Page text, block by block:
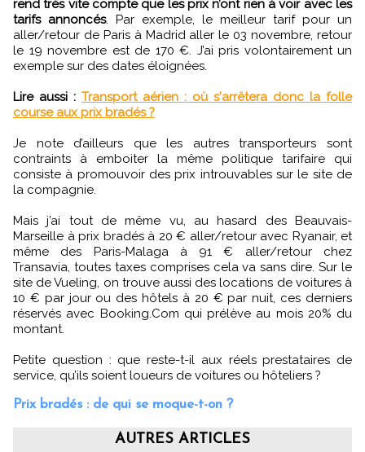
rend très vite compte que les prix n’ont rien à voir avec les
tarifs annoncés. Par exemple, le meilleur tarif pour un
aller/retour de Paris à Madrid aller le 03 novembre, retour
le 19 novembre est de 170 €. J’ai pris volontairement un
exemple sur des dates éloignées.
Lire aussi : Transport aérien : où s'arrêtera donc la folle
course aux prix bradés ?
Je note d’ailleurs que les autres transporteurs sont
contraints à emboiter la même politique tarifaire qui
consiste à promouvoir des prix introuvables sur le site de
la compagnie.
Mais j’ai tout de même vu, au hasard des Beauvais-
Marseille à prix bradés à 20 € aller/retour avec Ryanair, et
même des Paris-Malaga à 91 € aller/retour chez
Transavia, toutes taxes comprises cela va sans dire. Sur le
site de Vueling, on trouve aussi des locations de voitures à
10 € par jour ou des hôtels à 20 € par nuit, ces derniers
réservés avec Booking.Com qui prélève au mois 20% du
montant.
Petite question : que reste-t-il aux réels prestataires de
service, qu’ils soient loueurs de voitures ou hôteliers ?
Prix bradés : de qui se moque-t-on ?
AUTRES ARTICLES